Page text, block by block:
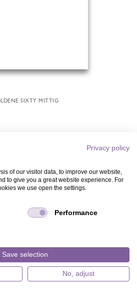
SIXTY MITTIG
Privacy policy
of our visitor data, to improve our website,
to give you a great website experience. For
we use open the settings.
Performance
Save selection
No, adjust